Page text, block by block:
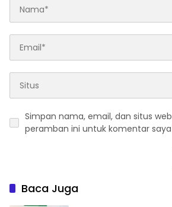
Simpan nama, email, dan situs
peramban ini untuk komentar
Baca Juga